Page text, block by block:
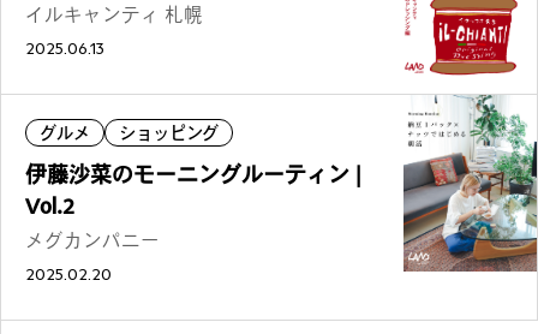
イルキャンティ 札幌
2025.06.13
グルメ ショッピング
伊藤沙菜のモーニングルーティン |
Vol.2
メグカンパニー
2025.02.20